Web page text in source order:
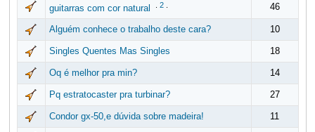
guitarras com cor natural 2. 46
Alguém conhece o trabalho deste cara? 10
Singles Quentes Mas Singles 18
Oq é melhor pra min? 14
Pq estratocaster pra turbinar? 27
Condor gx-50,e dúvida sobre madeira! 11